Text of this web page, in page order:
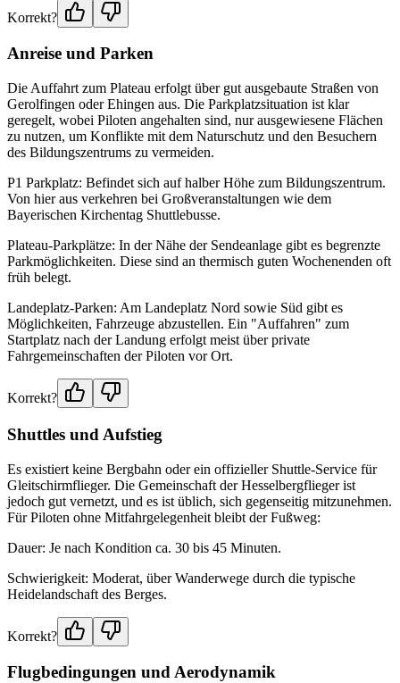
Korrekt?
Anreise und Parken
Die Auffahrt zum Plateau erfolgt über gut ausgebaute Straßen von
Gerolfingen oder Ehingen aus. Die Parkplatzsituation ist klar
geregelt, wobei Piloten angehalten sind, nur ausgewiesene Flächen
zu nutzen, um Konflikte mit dem Naturschutz und den Besuchern
des Bildungszentrums zu vermeiden.
P1 Parkplatz: Befindet sich auf halber Höhe zum Bildungszentrum.
Von hier aus verkehren bei Großveranstaltungen wie dem
Bayerischen Kirchentag Shuttlebusse.
Plateau-Parkplätze: In der Nähe der Sendeanlage gibt es begrenzte
Parkmöglichkeiten. Diese sind an thermisch guten Wochenenden oft
früh belegt.
Landeplatz-Parken: Am Landeplatz Nord sowie Süd gibt es
Möglichkeiten, Fahrzeuge abzustellen. Ein "Auffahren" zum
Startplatz nach der Landung erfolgt meist über private
Fahrgemeinschaften der Piloten vor Ort.
Korrekt?
Shuttles und Aufstieg
Es existiert keine Bergbahn oder ein offizieller Shuttle-Service für
Gleitschirmflieger. Die Gemeinschaft der Hesselbergflieger ist
jedoch gut vernetzt, und es ist üblich, sich gegenseitig mitzunehmen.
Für Piloten ohne Mitfahrgelegenheit bleibt der Fußweg:
Dauer: Je nach Kondition ca. 30 bis 45 Minuten.
Schwierigkeit: Moderat, über Wanderwege durch die typische
Heidelandschaft des Berges.
Korrekt?
Flugbedingungen und Aerodynamik